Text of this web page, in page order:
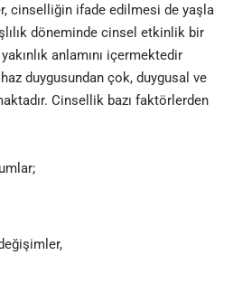
cinselliğin ifade edilmesi de yaşla
döneminde cinsel etkinlik bir
anlamını içermektedir
duygusundan çok, duygusal ve
Cinsellik bazı faktörlerden